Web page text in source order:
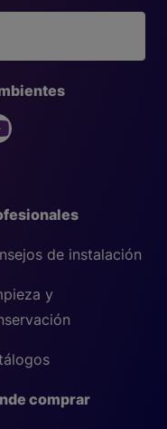
de instalación
y
comprar